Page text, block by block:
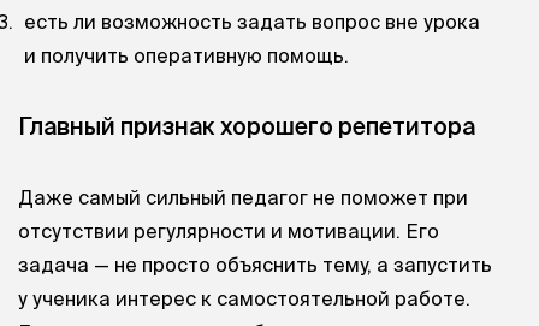
есть ли возможность задать вопрос вне урока
и получить оперативную помощь.
Главный признак хорошего репетитора
Даже самый сильный педагог не поможет при
отсутствии регулярности и мотивации. Его
задача — не просто объяснить тему, а запустить
у ученика интерес к самостоятельной работе.